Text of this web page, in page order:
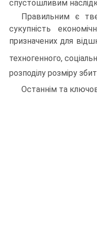
спус­тошливим
Правильним є
сукупність
призначених для
техногенного,
розподілу розміру
Останнім та